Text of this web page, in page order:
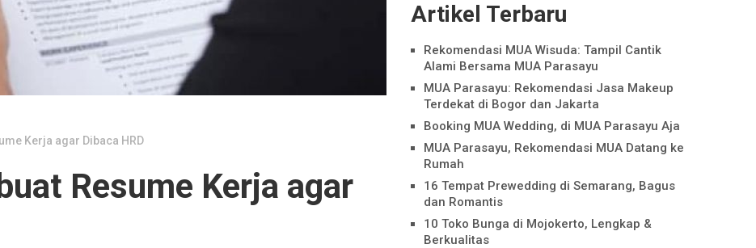
Kerja agar Dibaca HRD
Resume Kerja agar
Artikel Terbaru
Rekomendasi MUA Wisuda: Tampil Cantik
Alami Bersama MUA Parasayu
MUA Parasayu: Rekomendasi Jasa Makeup
Terdekat di Bogor dan Jakarta
Booking MUA Wedding, di MUA Parasayu Aja
MUA Parasayu, Rekomendasi MUA Datang ke
Rumah
16 Tempat Prewedding di Semarang, Bagus
dan Romantis
10 Toko Bunga di Mojokerto, Lengkap &
Berkualitas